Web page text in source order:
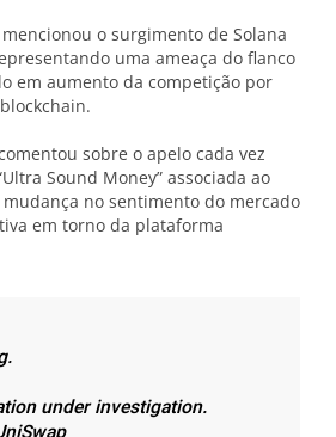
o surgimento de Solana
uma ameaça do flanco
em aumento da competição por
sobre o apelo cada vez
Sound Money” associada ao
mudança no sentimento do mercado
em torno da plataforma
under investigation.